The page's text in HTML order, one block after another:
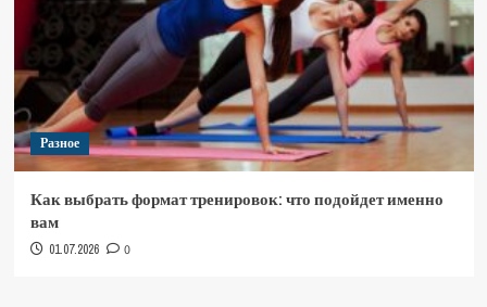
Разное
Как выбрать формат тренировок: что подойдет именно
вам
01.07.2026 0